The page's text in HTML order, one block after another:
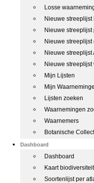
Losse
Nieuwe streeplijst
Nieuwe
Nieuwe streeplijst
Nieuwe streeplijst
Nieuwe streeplijst
Mijn Lijsten
Mijn
Lijsten zoeken
Waarnemingen
Waarnemers
Botanische
Dashboard
Dashboard
Kaart
Soortenlijst per